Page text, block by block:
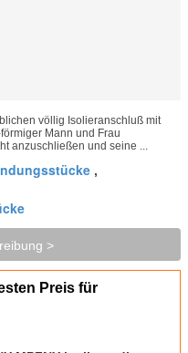
völlig Isolieranschluß mit
Mann und Frau
anzuschließen und seine ...
,
>
Preis für